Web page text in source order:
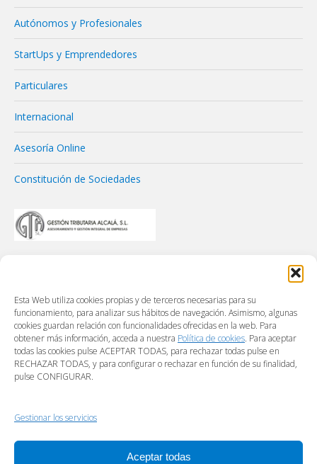
Esta Web utiliza cookies propias y de terceros necesarias para su
funcionamiento, para analizar sus hábitos de navegación. Asimismo, algunas
cookies guardan relación con funcionalidades ofrecidas en la web. Para
obtener más información, acceda a nuestra Política de cookies. Para aceptar
todas las cookies pulse ACEPTAR TODAS, para rechazar todas pulse en
RECHAZAR TODAS, y para configurar o rechazar en función de su finalidad,
pulse CONFIGURAR.
Gestionar los servicios
Aceptar todas
Autónomos y Profesionales
StartUps y Emprendedores
Particulares
Internacional
Asesoría Online
Constitución de Sociedades